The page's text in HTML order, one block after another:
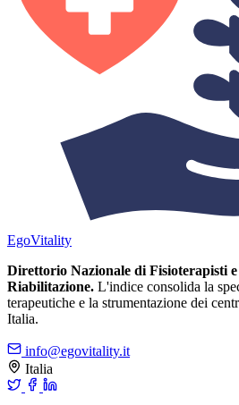
EgoVitality
Direttorio Nazionale di Fisioterapisti
Riabilitazione. L'indice consolida la
terapeutiche e la strumentazione dei
Italia.
info@egovitality.it
Italia